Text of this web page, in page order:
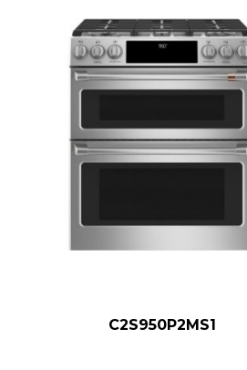
C2S950P2MS1